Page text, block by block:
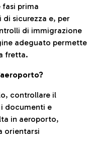
prima
sicurezza e, per
di immigrazione
adeguato permette
fretta.
controllare il
documenti e
in aeroporto,
orientarsi